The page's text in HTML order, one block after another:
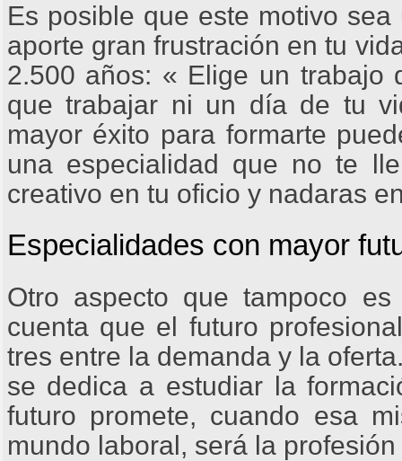
Es posible que este motivo
aporte gran frustración en tu
2.500 años: « Elige un trabajo
que trabajar ni un día de tu
mayor éxito para formarte
una especialidad que no te
creativo en tu oficio y nadaras
Especialidades con mayor
Otro aspecto que tampoco
cuenta que el futuro
tres entre la demanda y la
se dedica a estudiar la
futuro promete, cuando esa
mundo laboral, será la